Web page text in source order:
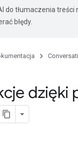
do tłumaczenia treści
błędy.